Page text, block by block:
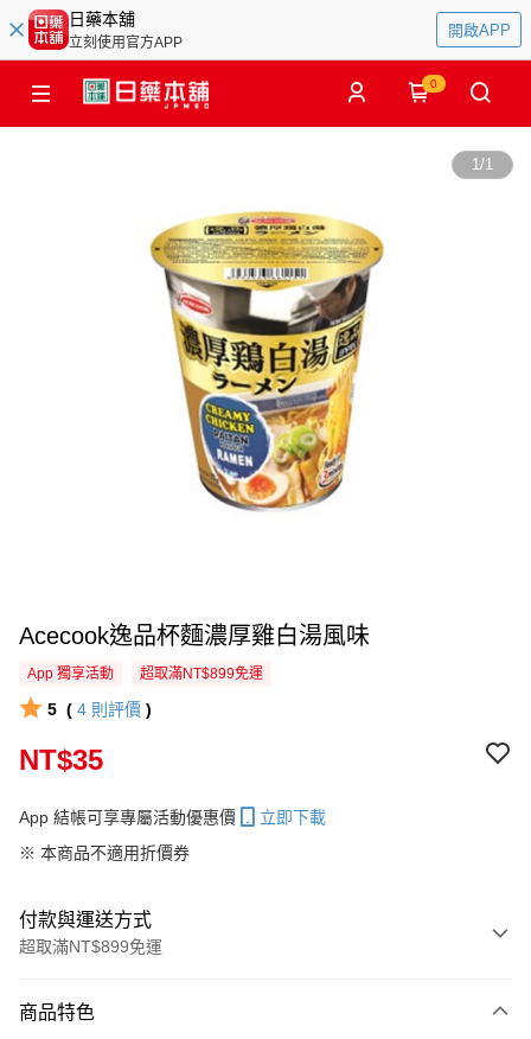
日藥本舖
立刻使用官方APP
開啟APP
0
1/1
Acecook逸品杯麵濃厚雞白湯風味
App 獨享活動 超取滿NT$899免運
5 ( 4 則評價 )
NT$35
App 結帳可享專屬活動優惠價
立即下載
※ 本商品不適用折價券
付款與運送方式
超取滿NT$899免運
信用卡一次付款
商品特色